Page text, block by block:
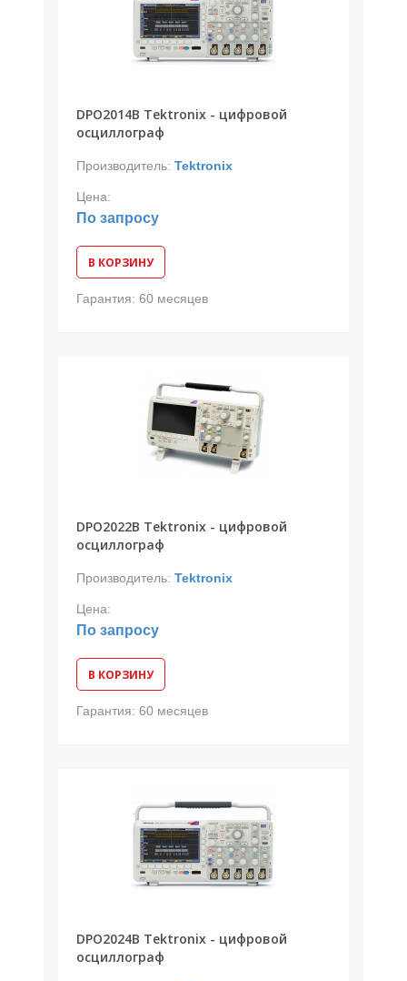
DPO2014B Tektronix - цифровой
осциллограф
Производитель: Tektronix
Цена:
По запросу
В КОРЗИНУ
Гарантия: 60 месяцев
DPO2022B Tektronix - цифровой
осциллограф
Производитель: Tektronix
Цена:
По запросу
В КОРЗИНУ
Гарантия: 60 месяцев
DPO2024B Tektronix - цифровой
осциллограф